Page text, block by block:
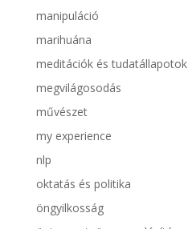
manipuláció
marihuána
meditációk és tudatállapotok
megvilágosodás
művészet
my experience
nlp
oktatás és politika
öngyilkosság